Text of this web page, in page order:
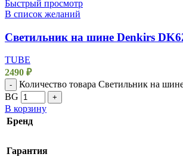
Быстрый просмотр
В список желаний
Светильник на шине Denkirs
TUBE
2490 ₽
-
Количество товара Светильник на
BG
+
В корзину
Бренд
Гарантия